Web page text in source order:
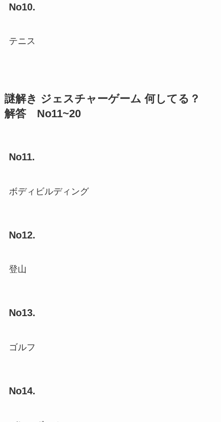
No10.
テニス
謎解き ジェスチャーゲーム 何してる？
解答 No11~20
No11.
ボディビルディング
No12.
登山
No13.
ゴルフ
No14.